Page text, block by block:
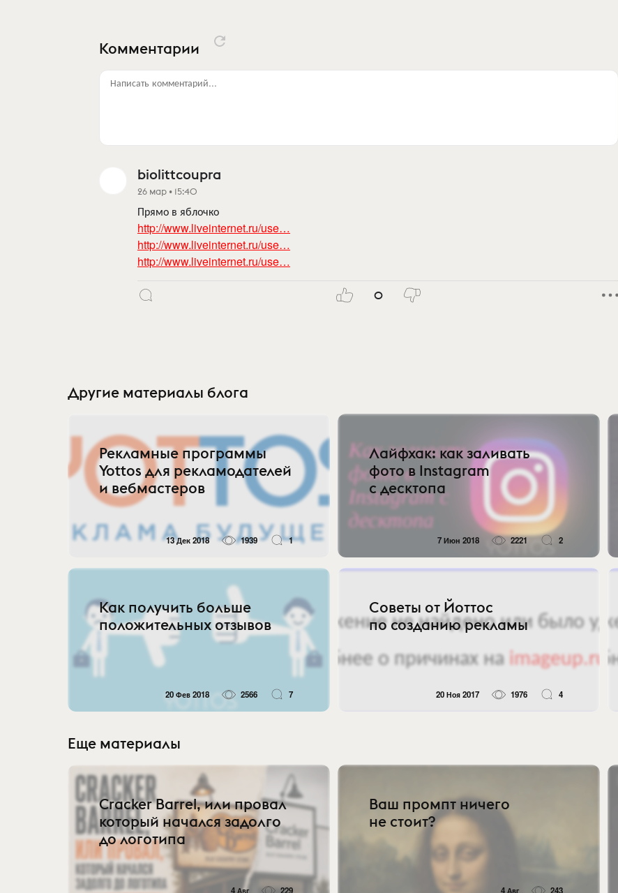
Комментарии
Написать комментарий...
biolittcoupra
26 мар • 15:40
Прямо в яблочко
http://www.liveinternet.ru/use…
http://www.liveinternet.ru/use…
http://www.liveinternet.ru/use…
0
Другие материалы блога
Рекламные программы
Yottos для рекламодателей
и вебмастеров
13 Дек 2018 1939 1
Лайфхак: как заливать
фото в Instagram
с десктопа
7 Июн 2018 2221 2
Как получить больше
положительных отзывов
20 Фев 2018 2566 7
Советы от Йоттос
по созданию рекламы
20 Ноя 2017 1976 4
Еще материалы
Cracker Barrel, или провал
который начался задолго
до логотипа
Ваш промпт ничего
не стоит?